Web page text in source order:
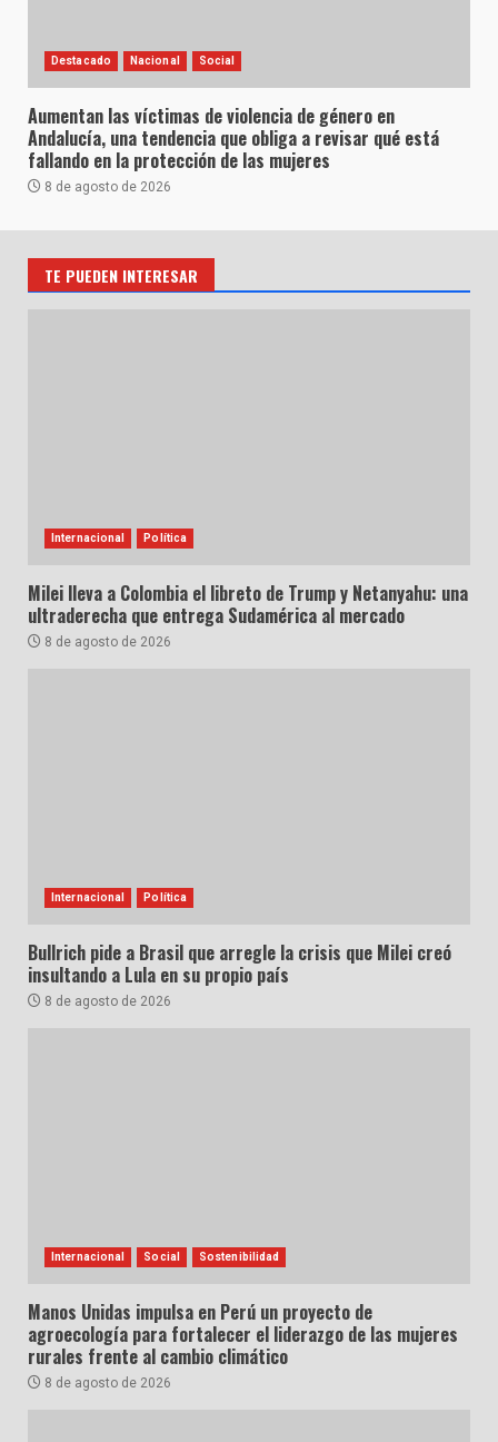
Destacado Nacional Social
Aumentan las víctimas de violencia de género en
Andalucía, una tendencia que obliga a revisar qué está
fallando en la protección de las mujeres
8 de agosto de 2026
TE PUEDEN INTERESAR
Internacional Política
Milei lleva a Colombia el libreto de Trump y Netanyahu: una
ultraderecha que entrega Sudamérica al mercado
8 de agosto de 2026
Internacional Política
Bullrich pide a Brasil que arregle la crisis que Milei creó
insultando a Lula en su propio país
8 de agosto de 2026
Internacional Social Sostenibilidad
Manos Unidas impulsa en Perú un proyecto de
agroecología para fortalecer el liderazgo de las mujeres
rurales frente al cambio climático
8 de agosto de 2026